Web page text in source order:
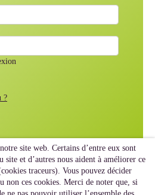
?
site web. Certains d’entre eux sont
site et d’autres nous aident à améliorer ce
traceurs). Vous pouvez décider
non ces cookies. Merci de noter que, si